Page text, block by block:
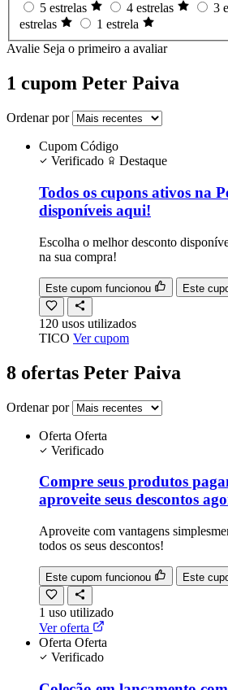
5 estrelas
4 estrelas 3
estrelas
1 estrela
Avalie Seja o primeiro a avaliar
1 cupom Peter Paiva
Ordenar por
Cupom Código
Verificado
Destaque
Todos os cupons ativos na
disponíveis aqui!
Escolha o melhor desconto
na sua compra!
Este cupom funcionou Este
120 usos utilizados
TICO Ver cupom
8 ofertas Peter Paiva
Ordenar por
Oferta Oferta
Verificado
Compre seus produtos
aproveite seus descontos
Aproveite com vantagens
todos os seus descontos!
Este cupom funcionou Este
1 uso utilizado
Ver oferta
Oferta Oferta
Verificado